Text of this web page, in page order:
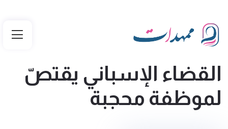
القضاء الإسباني يقتصّ
لموظفة محجبة